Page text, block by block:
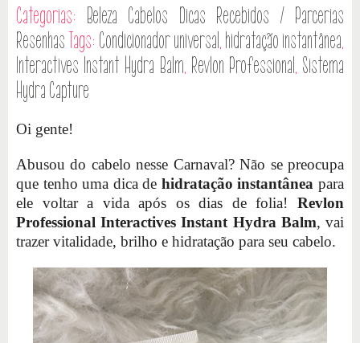
Categorias: Beleza Cabelos Dicas Recebidos / Parcerias
Resenhas Tags: Condicionador universal, hidratação instantânea,
Interactives Instant Hydra Balm, Revlon Professional, Sistema
Hydra Capture
Oi gente!
Abusou do cabelo nesse Carnaval? Não se preocupa
que tenho uma dica de hidratação instantânea para
ele voltar a vida após os dias de folia! Revlon
Professional Interactives Instant Hydra Balm, vai
trazer vitalidade, brilho e hidratação para seu cabelo.